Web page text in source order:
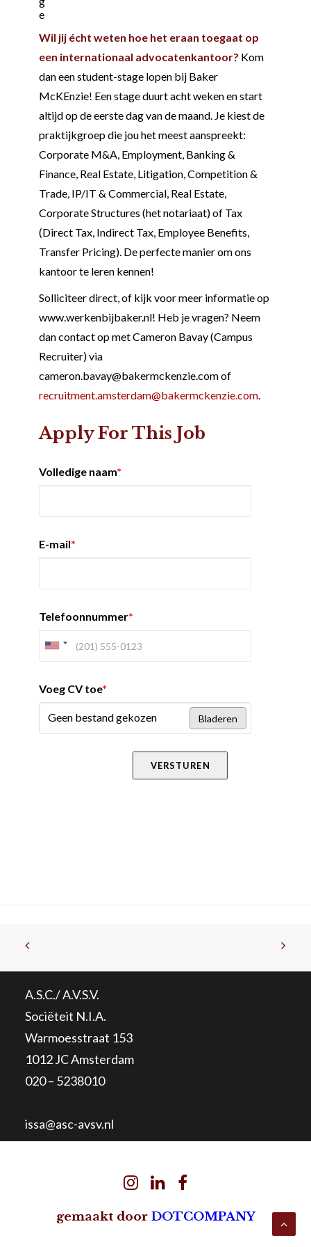
e
Wil jij écht weten hoe het eraan toegaat op
een internationaal advocatenkantoor? Kom
dan een student-stage lopen bij Baker
McKEnzie! Een stage duurt acht weken en start
altijd op de eerste dag van de maand. Je kiest de
praktijkgroep die jou het meest aanspreekt:
Corporate M&A, Employment, Banking &
Finance, Real Estate, Litigation, Competition &
Trade, IP/IT & Commercial, Real Estate,
Corporate Structures (het notariaat) of Tax
(Direct Tax, Indirect Tax, Employee Benefits,
Transfer Pricing). De perfecte manier om ons
kantoor te leren kennen!
Solliciteer direct, of kijk voor meer informatie op
www.werkenbijbaker.nl! Heb je vragen? Neem
dan contact op met Cameron Bavay (Campus
Recruiter) via
cameron.bavay@bakermckenzie.com of
recruitment.amsterdam@bakermckenzie.com.
Apply For This Job
Volledige naam*
E-mail*
Telefoonnummer*
Voeg CV toe*
Geen bestand gekozen Bladeren
VERSTUREN
A.S.C./ A.V.S.V.
Sociëteit N.I.A.
Warmoesstraat 153
1012 JC Amsterdam
020 – 5238010
issa@asc-avsv.nl
gemaakt door DOTCOMPANY